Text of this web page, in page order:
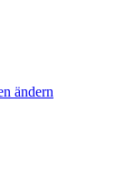
ändern